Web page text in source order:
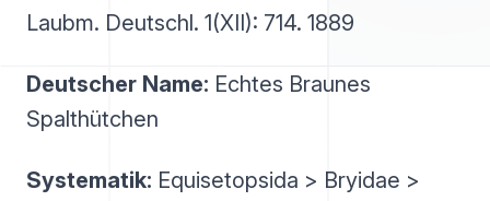
Laubm. Deutschl. 1(XII): 714. 1889
Deutscher Name: Echtes Braunes
Spalthütchen
Systematik: Equisetopsida > Bryidae >